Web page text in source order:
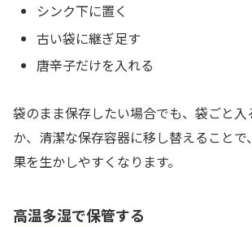
シンク下に置く
古い袋に継ぎ足す
唐辛子だけを入れる
袋のまま保存したい場合でも、袋ごと入
か、清潔な保存容器に移し替えることで
果を生かしやすくなります。
高温多湿で保管する